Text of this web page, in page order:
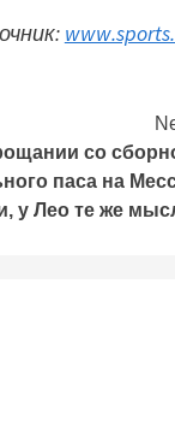
со
паса на
у Лео те же